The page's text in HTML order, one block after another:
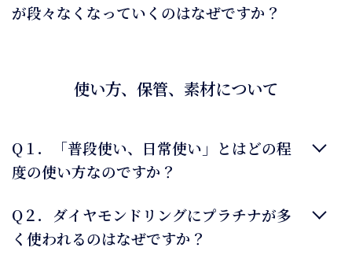
が段々なくなっていくのはなぜですか？
使い方、保管、素材について
Q１．「普段使い、日常使い」とはどの程
度の使い方なのですか？
Q２．ダイヤモンドリングにプラチナが多
く使われるのはなぜですか？